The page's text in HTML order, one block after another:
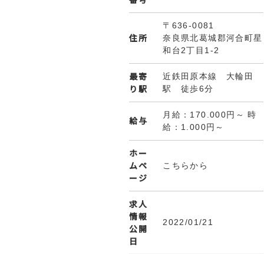
住所
〒636-0081
奈良県北葛城郡河合町星
和台2丁目1-2
最寄
り駅
近鉄田原本線 大輪田
駅 徒歩6分
給与
月給：170.000円～ 時
給：1.000円～
ホー
ムペ
ージ
こちらから
求人
情報
公開
日
2022/01/21